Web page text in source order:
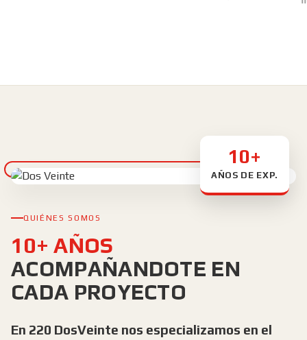
10+
AÑOS DE EXP.
QUIÉNES SOMOS
10+ AÑOS
ACOMPAÑANDOTE EN
CADA PROYECTO
En 220 DosVeinte nos especializamos en el